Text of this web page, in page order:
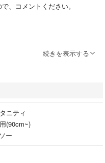
、コメントください。
続きを表示する
ニティ
(90cm~)
ー